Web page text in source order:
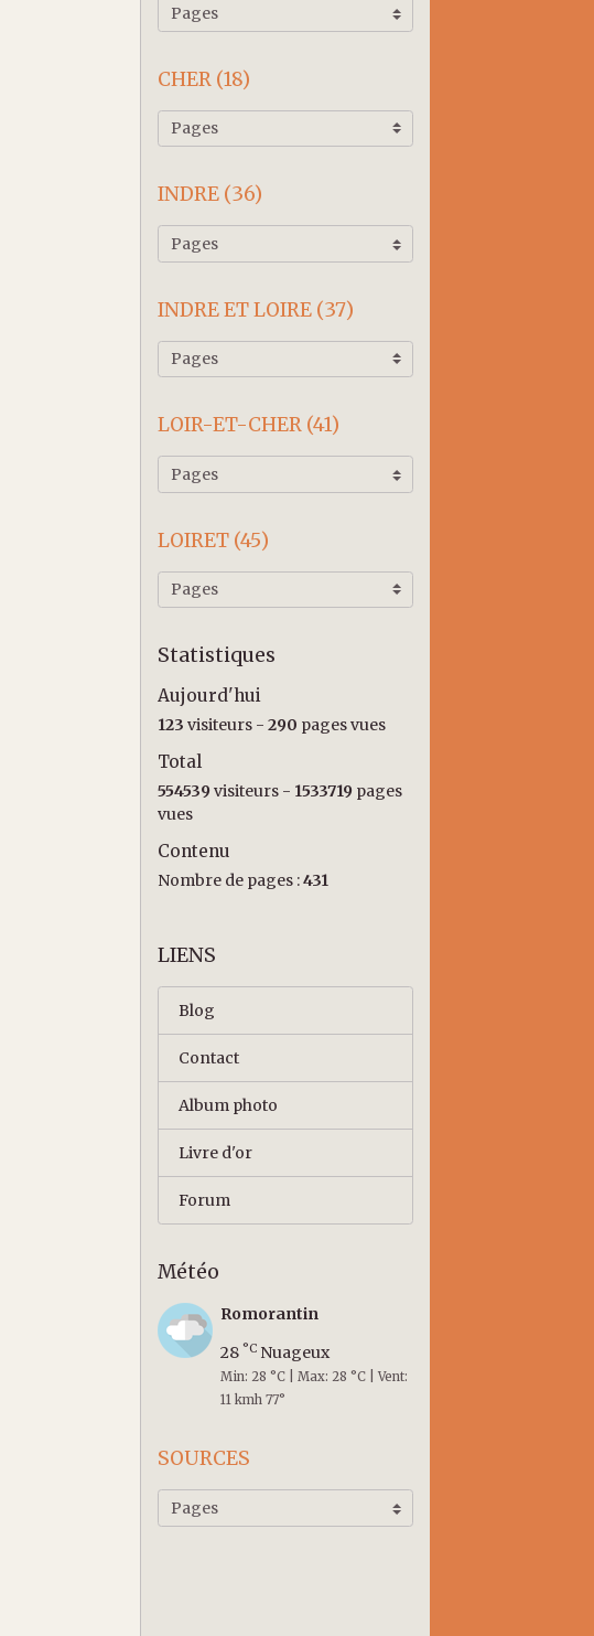
CHER (18)
INDRE (36)
INDRE ET LOIRE (37)
LOIR-ET-CHER (41)
LOIRET (45)
Statistiques
Aujourd'hui
123 visiteurs -290 pages vues
Total
554539visiteurs - 1533719 pages
vues
Contenu
Nombre de pages :431
LIENS
Blog
Contact
Album photo
Livre d'or
Forum
Météo
Romorantin
28 °C Nuageux
Min: 28 °C | Max: 28 °C | Vent:
11 kmh 77°
SOURCES